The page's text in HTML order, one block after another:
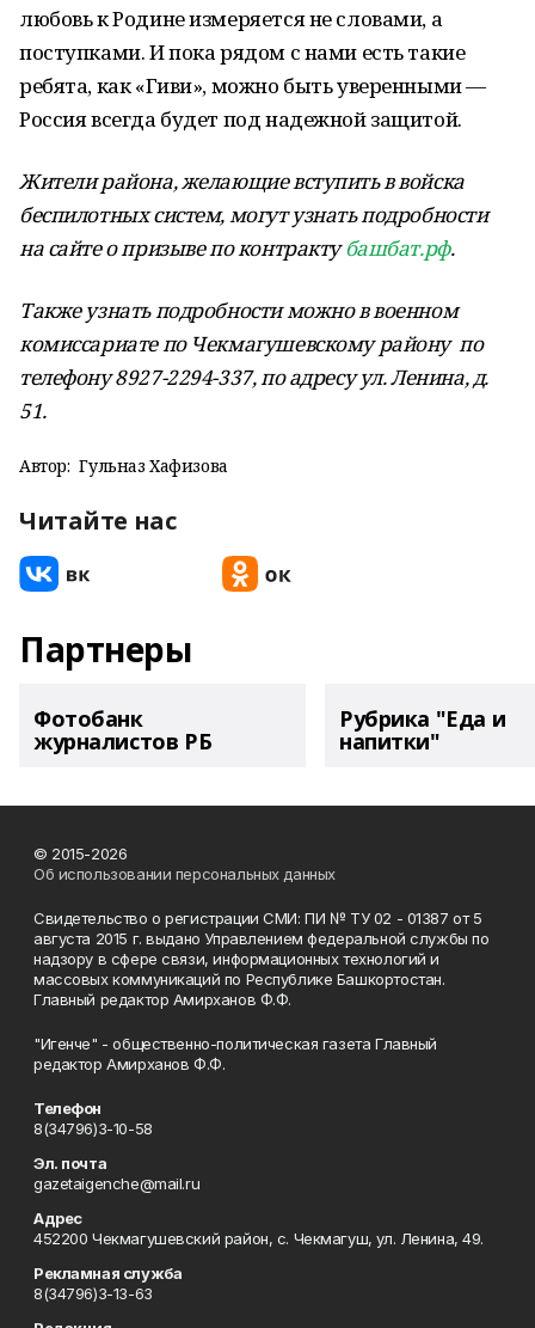
любовь к Родине измеряется не словами, а
поступками. И пока рядом с нами есть такие
ребята, как «Гиви», можно быть уверенными —
Россия всегда будет под надежной защитой.
Жители района, желающие вступить в войска
беспилотных систем, могут узнать подробности
на сайте о призыве по контрактубашбат.рф.
Также узнать подробности можно в военном
комиссариате по Чекмагушевскому району по
телефону 8927-2294-337, по адресу ул. Ленина, д.
51.
Автор: Гульназ Хафизова
Читайте нас
Партнеры
Фотобанк
журналистов РБ
Рубрика "Еда и
напитки"
© 2015-2026
Об использовании персональных данных
Свидетельство о регистрации СМИ: ПИ № ТУ 02 - 01387 от 5
августа 2015 г. выдано Управлением федеральной службы по
надзору в сфере связи, информационных технологий и
массовых коммуникаций по Республике Башкортостан.
Главный редактор Амирханов Ф.Ф.
"Игенче" - общественно-политическая газета Главный
редактор Амирханов Ф.Ф.
Телефон
8(34796)3-10-58
Эл. почта
gazetaigenche@mail.ru
Адрес
452200 Чекмагушевский район, с. Чекмагуш, ул. Ленина, 49.
Рекламная служба
8(34796)3-13-63